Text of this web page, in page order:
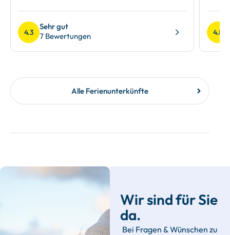
4.3
Sehr gut
7 Bewertungen
4.8
Alle Ferienunterkünfte
Wir sind für Sie
da.
Bei Fragen & Wünschen zu